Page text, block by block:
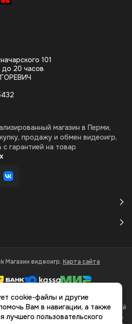
101
до 20 часов
магазин в Перми,
продажу и обмен видеоигр,
гарантией на товар
Магазин видеоигр. Карта сайта
сайте информация, касающаяся
и услуг, носит информационный
не является публичной офертой,
cookie-файлы и другие
Вам в навигации, а также
лучшего пользовательского